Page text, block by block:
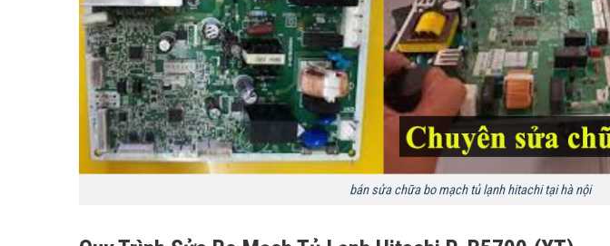
bán sửa chữa bo mạch tủ lạnh hitachi tại hà nội